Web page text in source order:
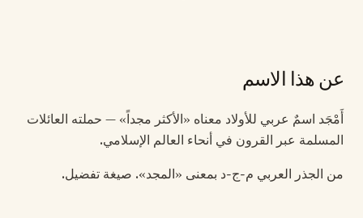
عن هذا الاسم
أَمْجَد اسمٌ عربي للأولاد معناه «الأكثر مجداً» — حملته العائلات
المسلمة عبر القرون في أنحاء العالم الإسلامي.
من الجذر العربي م-ج-د بمعنى «المجد». صيغة تفضيل.